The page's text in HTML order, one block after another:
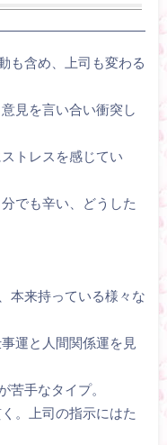
も含め、上司も変わる
見を言い合い衝突し
トレスを感じてい
でも辛い、どうした
本来持っている様々な
運と人間関係運を見
苦手なタイプ。
。上司の指示にはた